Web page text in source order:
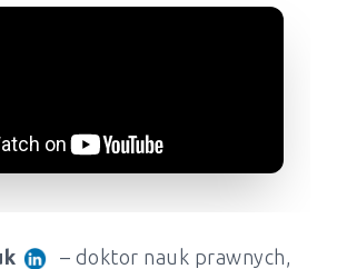
– doktor nauk prawnych,